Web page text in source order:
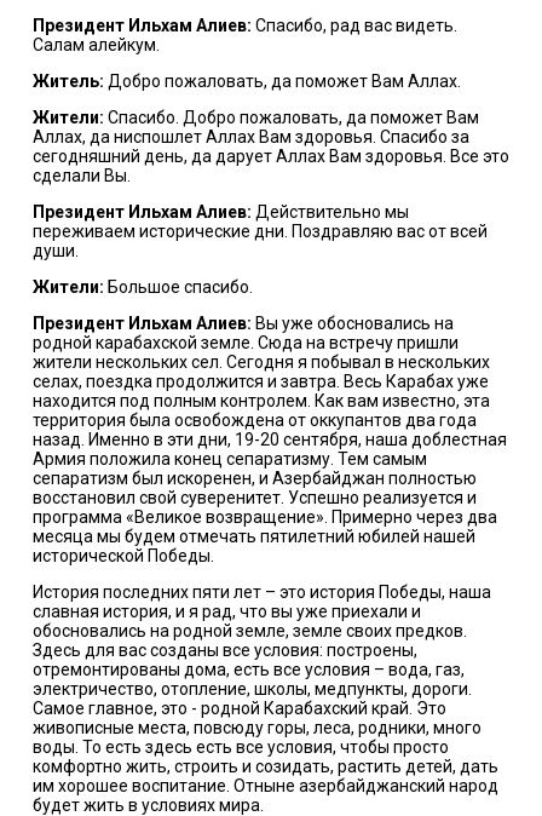
Президент Ильхам Алиев: Спасибо, рад вас видеть.
Салам алейкум.
Житель: Добро пожаловать, да поможет Вам Аллах.
Жители: Спасибо. Добро пожаловать, да поможет Вам
Аллах, да ниспошлет Аллах Вам здоровья. Спасибо за
сегодняшний день, да дарует Аллах Вам здоровья. Все это
сделали Вы.
Президент Ильхам Алиев: Действительно мы
переживаем исторические дни. Поздравляю вас от всей
души.
Жители: Большое спасибо.
Президент Ильхам Алиев: Вы уже обосновались на
родной карабахской земле. Сюда на встречу пришли
жители нескольких сел. Сегодня я побывал в нескольких
селах, поездка продолжится и завтра. Весь Карабах уже
находится под полным контролем. Как вам известно, эта
территория была освобождена от оккупантов два года
назад. Именно в эти дни, 19-20 сентября, наша доблестная
Армия положила конец сепаратизму. Тем самым
сепаратизм был искоренен, и Азербайджан полностью
восстановил свой суверенитет. Успешно реализуется и
программа «Великое возвращение». Примерно через два
месяца мы будем отмечать пятилетний юбилей нашей
исторической Победы.
История последних пяти лет – это история Победы, наша
славная история, и я рад, что вы уже приехали и
обосновались на родной земле, земле своих предков.
Здесь для вас созданы все условия: построены,
отремонтированы дома, есть все условия – вода, газ,
электричество, отопление, школы, медпункты, дороги.
Самое главное, это - родной Карабахский край. Это
живописные места, повсюду горы, леса, родники, много
воды. То есть здесь есть все условия, чтобы просто
комфортно жить, строить и созидать, растить детей, дать
им хорошее воспитание. Отныне азербайджанский народ
будет жить в условиях мира.